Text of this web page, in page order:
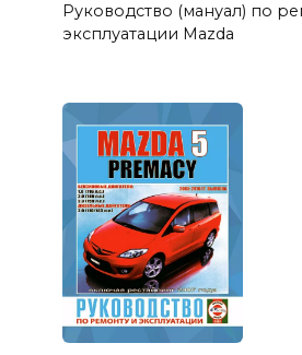
Руководство (мануал) по
эксплуатации Mazda